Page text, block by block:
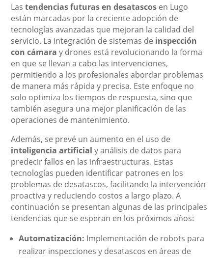
Lastendencias futuras en desatascos en Lugo
están marcadas por la creciente adopción de
tecnologías avanzadas que mejoran la calidad del
servicio. La integración de sistemas de inspección
con cámara y drones está revolucionando la forma
en que se llevan a cabo las intervenciones,
permitiendo a los profesionales abordar problemas
de manera más rápida y precisa. Este enfoque no
solo optimiza los tiempos de respuesta, sino que
también asegura una mejor planificación de las
operaciones de mantenimiento.
Además, se prevé un aumento en el uso de
inteligencia artificial y análisis de datos para
predecir fallos en las infraestructuras. Estas
tecnologías pueden identificar patrones en los
problemas de desatascos, facilitando la intervención
proactiva y reduciendo costos a largo plazo. A
continuación se presentan algunas de las principales
tendencias que se esperan en los próximos años:
Automatización: Implementación de robots para
realizar inspecciones y desatascos en áreas de